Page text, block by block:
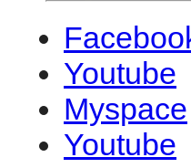
Youtube
Myspace
Youtube